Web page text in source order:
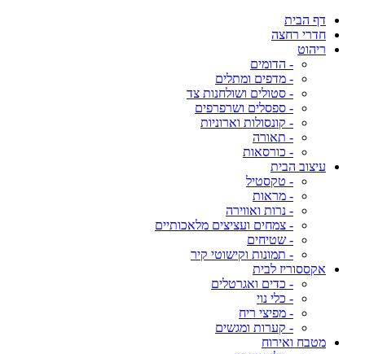
דף הבית
חדרי רחצה
ריהוט
- הדומים
- מדפים ומתלים
- סטולים ושולחנות צד
- ספסלים ושרפרפים
- קונסולות וארוניות
- תאורה
- כורסאות
עיצוב הבית
- טקסטיל
- מראות
- נרות ואווירה
- צמחים ועציצים מלאכותיים
- שטיחים
- תמונות וקישוטי קיר
אקססוריז לבית
- כדים ואגרטלים
- כלי נוי
- מפיצי ריח
- קערות ומגשים
מטבח ואירוח